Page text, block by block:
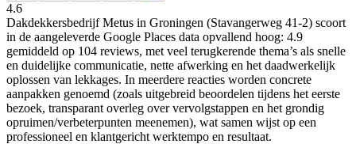
4.6
Dakdekkersbedrijf Metus in Groningen (Stavangerweg 41-2) scoort
in de aangeleverde Google Places data opvallend hoog: 4.9
gemiddeld op 104 reviews, met veel terugkerende thema’s als snelle
en duidelijke communicatie, nette afwerking en het daadwerkelijk
oplossen van lekkages. In meerdere reacties worden concrete
aanpakken genoemd (zoals uitgebreid beoordelen tijdens het eerste
bezoek, transparant overleg over vervolgstappen en het grondig
opruimen/verbeterpunten meenemen), wat samen wijst op een
professioneel en klantgericht werktempo en resultaat.